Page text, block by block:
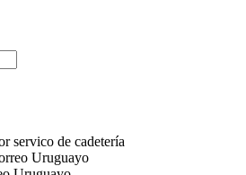
servico de cadetería
Uruguayo